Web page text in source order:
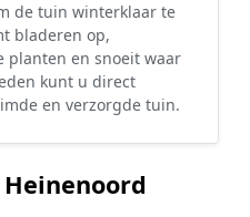
de tuin winterklaar te
bladeren op,
planten en snoeit waar
kunt u direct
en verzorgde tuin.